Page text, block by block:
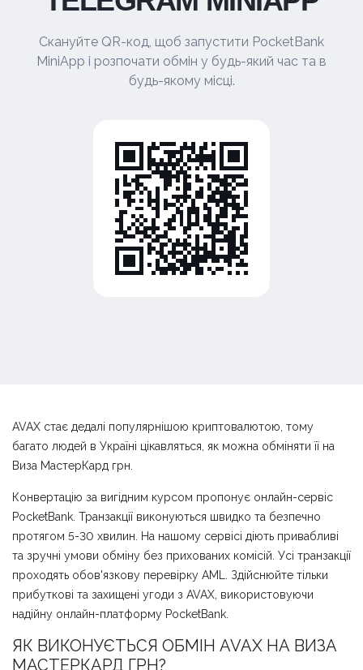
Скануйте QR-код, щоб запустити PocketBank
MiniApp і розпочати обмін у будь-який час та в
будь-якому місці.
AVAX стає дедалі популярнішою криптовалютою, тому
багато людей в Україні цікавляться, як можна обміняти її на
Виза МастерКард грн.
Конвертацію за вигідним курсом пропонує онлайн-сервіс
PocketBank. Транзакції виконуються швидко та безпечно
протягом 5-30 хвилин. На нашому сервісі діють привабливі
та зручні умови обміну без прихованих комісій. Усі транзакції
проходять обов'язкову перевірку AML. Здійснюйте тільки
прибуткові та захищені угоди з AVAX, використовуючи
надійну онлайн-платформу PocketBank.
ЯК ВИКОНУЄТЬСЯ ОБМІН AVAX НА ВИЗА
МАСТЕРКАРД ГРН?